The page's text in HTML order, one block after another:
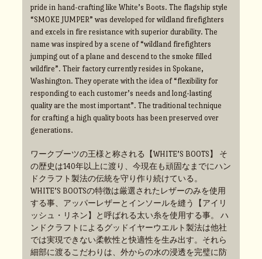
pride in hand-crafting like White’s Boots. The flagship style
“SMOKE JUMPER” was developed for wildland firefighters
and excels in fire resistance with superior durability. The
name was inspired by a scene of “wildland firefighters
jumping out of a plane and descend to the smoke filled
wildfire”. Their factory currently resides in Spokane,
Washington. They operate with the idea of “flexibility for
responding to each customer’s needs and long-lasting
quality are the most important”. The traditional technique
for crafting a high quality boots has been preserved over
generations.
ワークブーツの王様と称される【WHITE’S BOOTS】 そ
の歴史は140年以上に渡り、今現在も頑固なまでにハン
ドクラフト製法の伝統を守り作り続けている。
WHITE’S BOOTSの特徴は厳選されたレザーのみを使用
する事、アッパーレザーとインソールを縫う【アイリ
ッシュ・リネン】と呼ばれる太い糸を使用する事。 ハ
ンドクラフトによるグッドイヤーウエルト製法は他社
では実現できない柔軟性と快適性を生み出す。それら
細部に渡るこだわりは、外からの水の浸透を完璧に防